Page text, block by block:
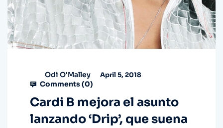
Odi O'Malley April 5, 2018
Comments (0)
Cardi B mejora el asunto
lanzando ‘Drip’, que suena